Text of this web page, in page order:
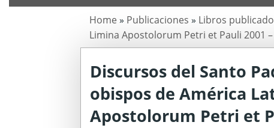
Home» Publicaciones » Libros
Limina Apostolorum Petri et Pauli 2001
Discursos del Santo
obispos de América
Apostolorum Petri et